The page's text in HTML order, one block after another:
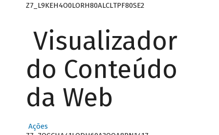
Z7_L9KEH4O0LORH80ALCLTPF80SE2
Visualizador
do Conteúdo
da Web
Ações